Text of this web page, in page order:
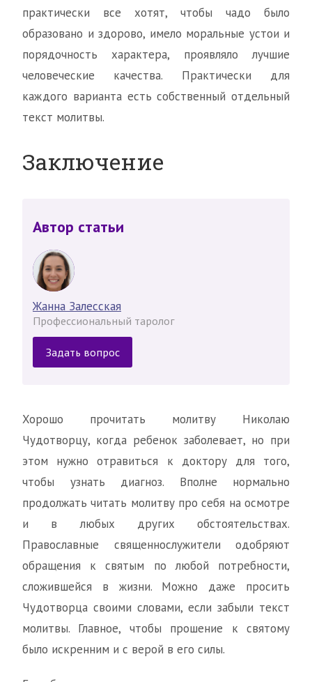
практически все хотят, чтобы чадо было
образовано и здорово, имело моральные устои и
порядочность характера, проявляло лучшие
человеческие качества. Практически для
каждого варианта есть собственный отдельный
текст молитвы.
Заключение
Автор статьи
Жанна Залесская
Профессиональный таролог
Задать вопрос
Хорошо прочитать молитву Николаю
Чудотворцу, когда ребенок заболевает, но при
этом нужно отравиться к доктору для того,
чтобы узнать диагноз. Вполне нормально
продолжать читать молитву про себя на осмотре
и в любых других обстоятельствах.
Православные священнослужители одобряют
обращения к святым по любой потребности,
сложившейся в жизни. Можно даже просить
Чудотворца своими словами, если забыли текст
молитвы. Главное, чтобы прошение к святому
было искренним и с верой в его силы.